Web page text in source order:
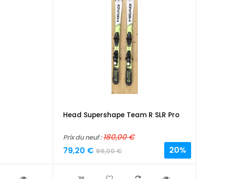
Head Supershape Team R SLR Pro
Prix du neuf :180,00 €
79,20 € 99,00 € 20%